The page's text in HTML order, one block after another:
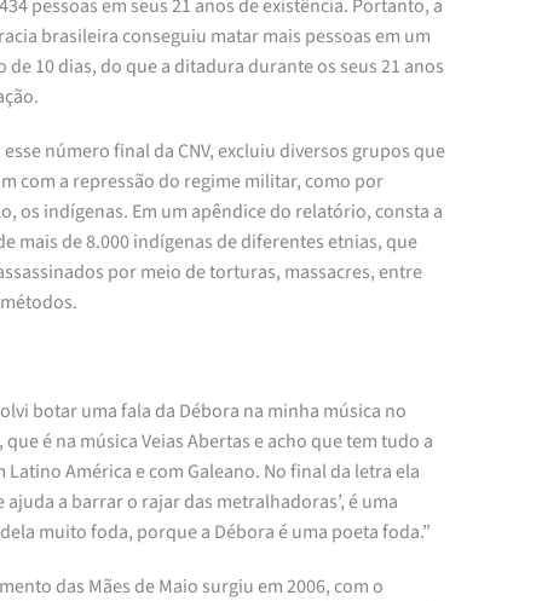
pessoas em seus 21 anos de existência. Portanto, a
brasileira conseguiu matar mais pessoas em um
de 10 dias, do que a ditadura durante os seus 21 anos
número final da CNV, excluiu diversos grupos que
com a repressão do regime militar, como por
os indígenas. Em um apêndice do relatório, consta a
mais de 8.000 indígenas de diferentes etnias, que
por meio de torturas, massacres, entre
botar uma fala da Débora na minha música no
que é na música Veias Abertas e acho que tem tudo a
Latino América e com Galeano. No final da letra ela
ajuda a barrar o rajar das metralhadoras’, é uma
muito foda, porque a Débora é uma poeta foda.”
das Mães de Maio surgiu em 2006, com o